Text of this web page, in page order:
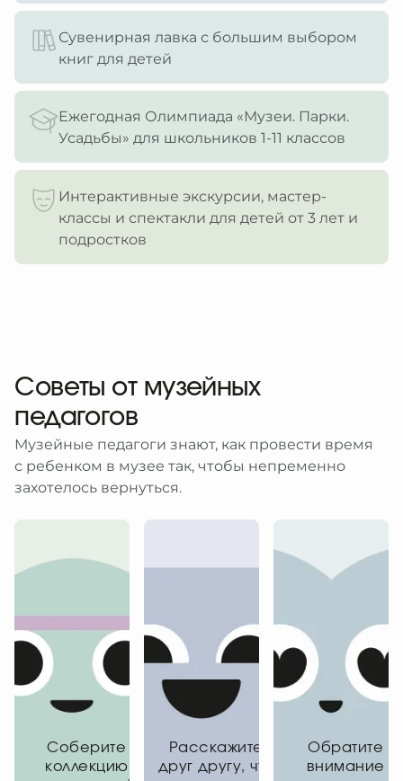
Сувенирная лавка с большим выбором
книг для детей
Ежегодная Олимпиада «Музеи. Парки.
Усадьбы» для школьников 1-11 классов
Интерактивные экскурсии, мастер-
классы и спектакли для детей от 3 лет и
подростков
Советы от музейных
педагогов
Музейные педагоги знают, как провести время
с ребенком в музее так, чтобы непременно
захотелось вернуться.
Соберите
коллекцию
Расскажите
друг другу, что
Обратите
внимание